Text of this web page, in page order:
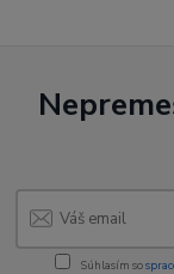
Súhlasím so